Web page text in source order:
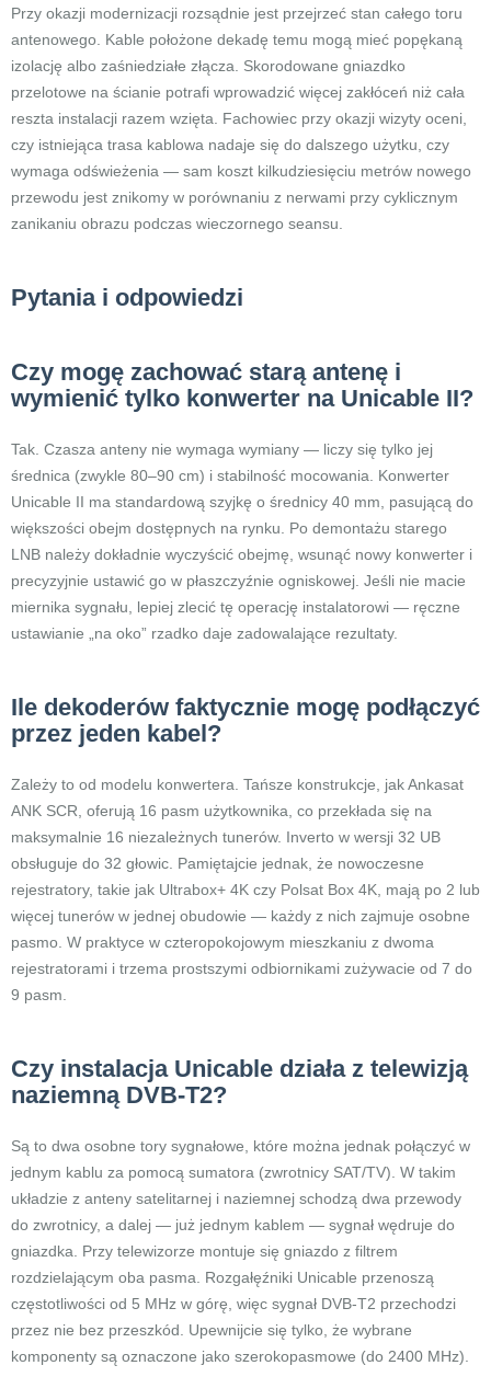
Przy okazji modernizacji rozsądnie jest przejrzeć stan całego toru
antenowego. Kable położone dekadę temu mogą mieć popękaną
izolację albo zaśniedziałe złącza. Skorodowane gniazdko
przelotowe na ścianie potrafi wprowadzić więcej zakłóceń niż cała
reszta instalacji razem wzięta. Fachowiec przy okazji wizyty oceni,
czy istniejąca trasa kablowa nadaje się do dalszego użytku, czy
wymaga odświeżenia — sam koszt kilkudziesięciu metrów nowego
przewodu jest znikomy w porównaniu z nerwami przy cyklicznym
zanikaniu obrazu podczas wieczornego seansu.
Pytania i odpowiedzi
Czy mogę zachować starą antenę i
wymienić tylko konwerter na Unicable II?
Tak. Czasza anteny nie wymaga wymiany — liczy się tylko jej
średnica (zwykle 80–90 cm) i stabilność mocowania. Konwerter
Unicable II ma standardową szyjkę o średnicy 40 mm, pasującą do
większości obejm dostępnych na rynku. Po demontażu starego
LNB należy dokładnie wyczyścić obejmę, wsunąć nowy konwerter i
precyzyjnie ustawić go w płaszczyźnie ogniskowej. Jeśli nie macie
miernika sygnału, lepiej zlecić tę operację instalatorowi — ręczne
ustawianie „na oko” rzadko daje zadowalające rezultaty.
Ile dekoderów faktycznie mogę podłączyć
przez jeden kabel?
Zależy to od modelu konwertera. Tańsze konstrukcje, jak Ankasat
ANK SCR, oferują 16 pasm użytkownika, co przekłada się na
maksymalnie 16 niezależnych tunerów. Inverto w wersji 32 UB
obsługuje do 32 głowic. Pamiętajcie jednak, że nowoczesne
rejestratory, takie jak Ultrabox+ 4K czy Polsat Box 4K, mają po 2 lub
więcej tunerów w jednej obudowie — każdy z nich zajmuje osobne
pasmo. W praktyce w czteropokojowym mieszkaniu z dwoma
rejestratorami i trzema prostszymi odbiornikami zużywacie od 7 do
9 pasm.
Czy instalacja Unicable działa z telewizją
naziemną DVB-T2?
Są to dwa osobne tory sygnałowe, które można jednak połączyć w
jednym kablu za pomocą sumatora (zwrotnicy SAT/TV). W takim
układzie z anteny satelitarnej i naziemnej schodzą dwa przewody
do zwrotnicy, a dalej — już jednym kablem — sygnał wędruje do
gniazdka. Przy telewizorze montuje się gniazdo z filtrem
rozdzielającym oba pasma. Rozgałęźniki Unicable przenoszą
częstotliwości od 5 MHz w górę, więc sygnał DVB-T2 przechodzi
przez nie bez przeszkód. Upewnijcie się tylko, że wybrane
komponenty są oznaczone jako szerokopasmowe (do 2400 MHz).